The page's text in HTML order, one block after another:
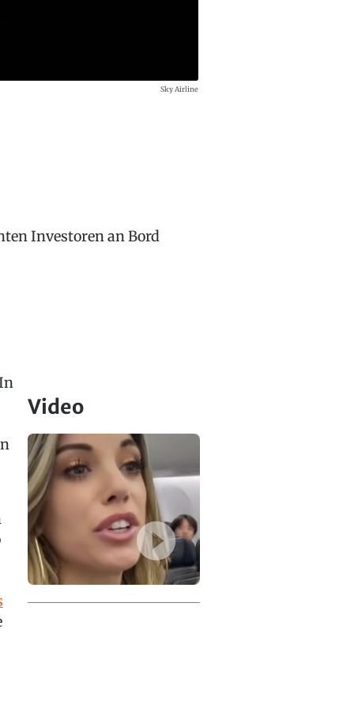
Sky Airline
Investoren an Bord
Video